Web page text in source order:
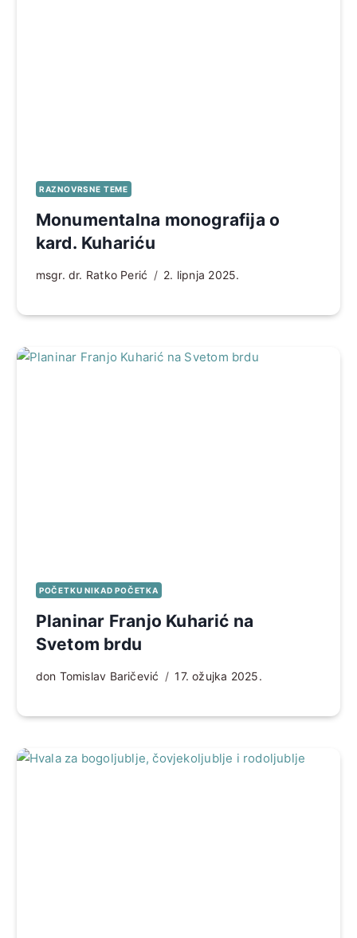
RAZNOVRSNE TEME
Monumentalna monografija o
kard. Kuhariću
msgr. dr. Ratko Perić 2. lipnja 2025.
POČETKU NIKAD POČETKA
Planinar Franjo Kuharić na
Svetom brdu
don Tomislav Baričević 17. ožujka 2025.